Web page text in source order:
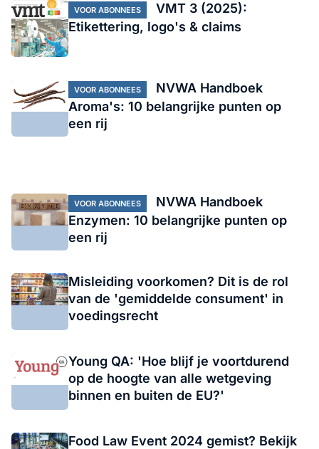
VOOR ABONNEES
VMT 3 (2025):
Etikettering, logo's & claims
VOOR ABONNEES
NVWA Handboek
Aroma's: 10 belangrijke punten op
een rij
VOOR ABONNEES
NVWA Handboek
Enzymen: 10 belangrijke punten op
een rij
Misleiding voorkomen? Dit is de rol
van de 'gemiddelde consument' in
voedingsrecht
Young QA: 'Hoe blijf je voortdurend
op de hoogte van alle wetgeving
binnen en buiten de EU?'
Food Law Event 2024 gemist? Bekijk